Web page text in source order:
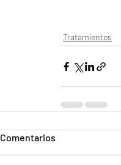
Tratamientos
Comentarios